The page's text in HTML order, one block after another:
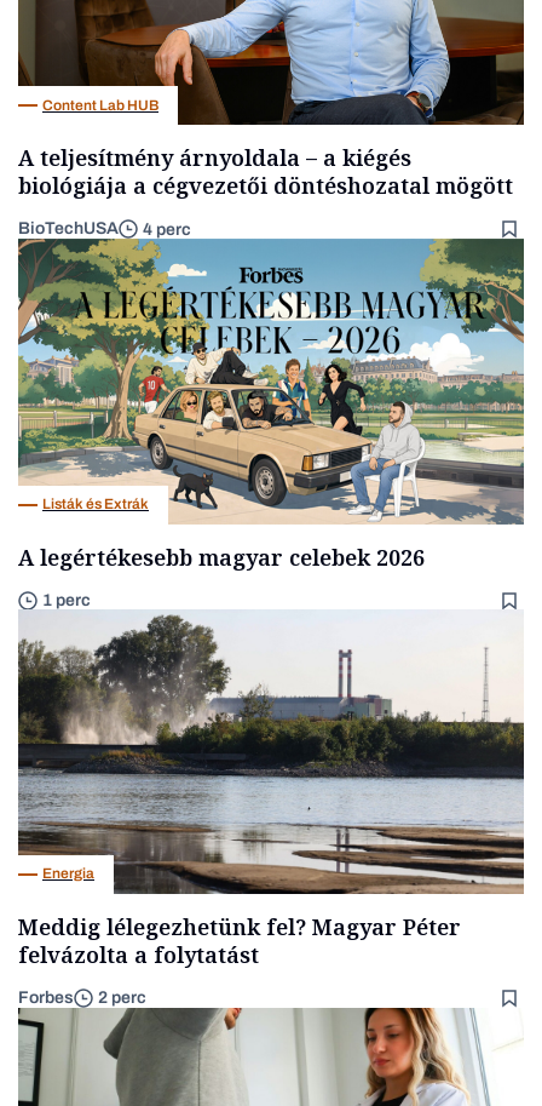
Content Lab HUB
A teljesítmény árnyoldala – a kiégés
biológiája a cégvezetői döntéshozatal mögött
BioTechUSA 4 perc
Listák és Extrák
A legértékesebb magyar celebek 2026
1 perc
Energia
Meddig lélegezhetünk fel? Magyar Péter
felvázolta a folytatást
Forbes 2 perc